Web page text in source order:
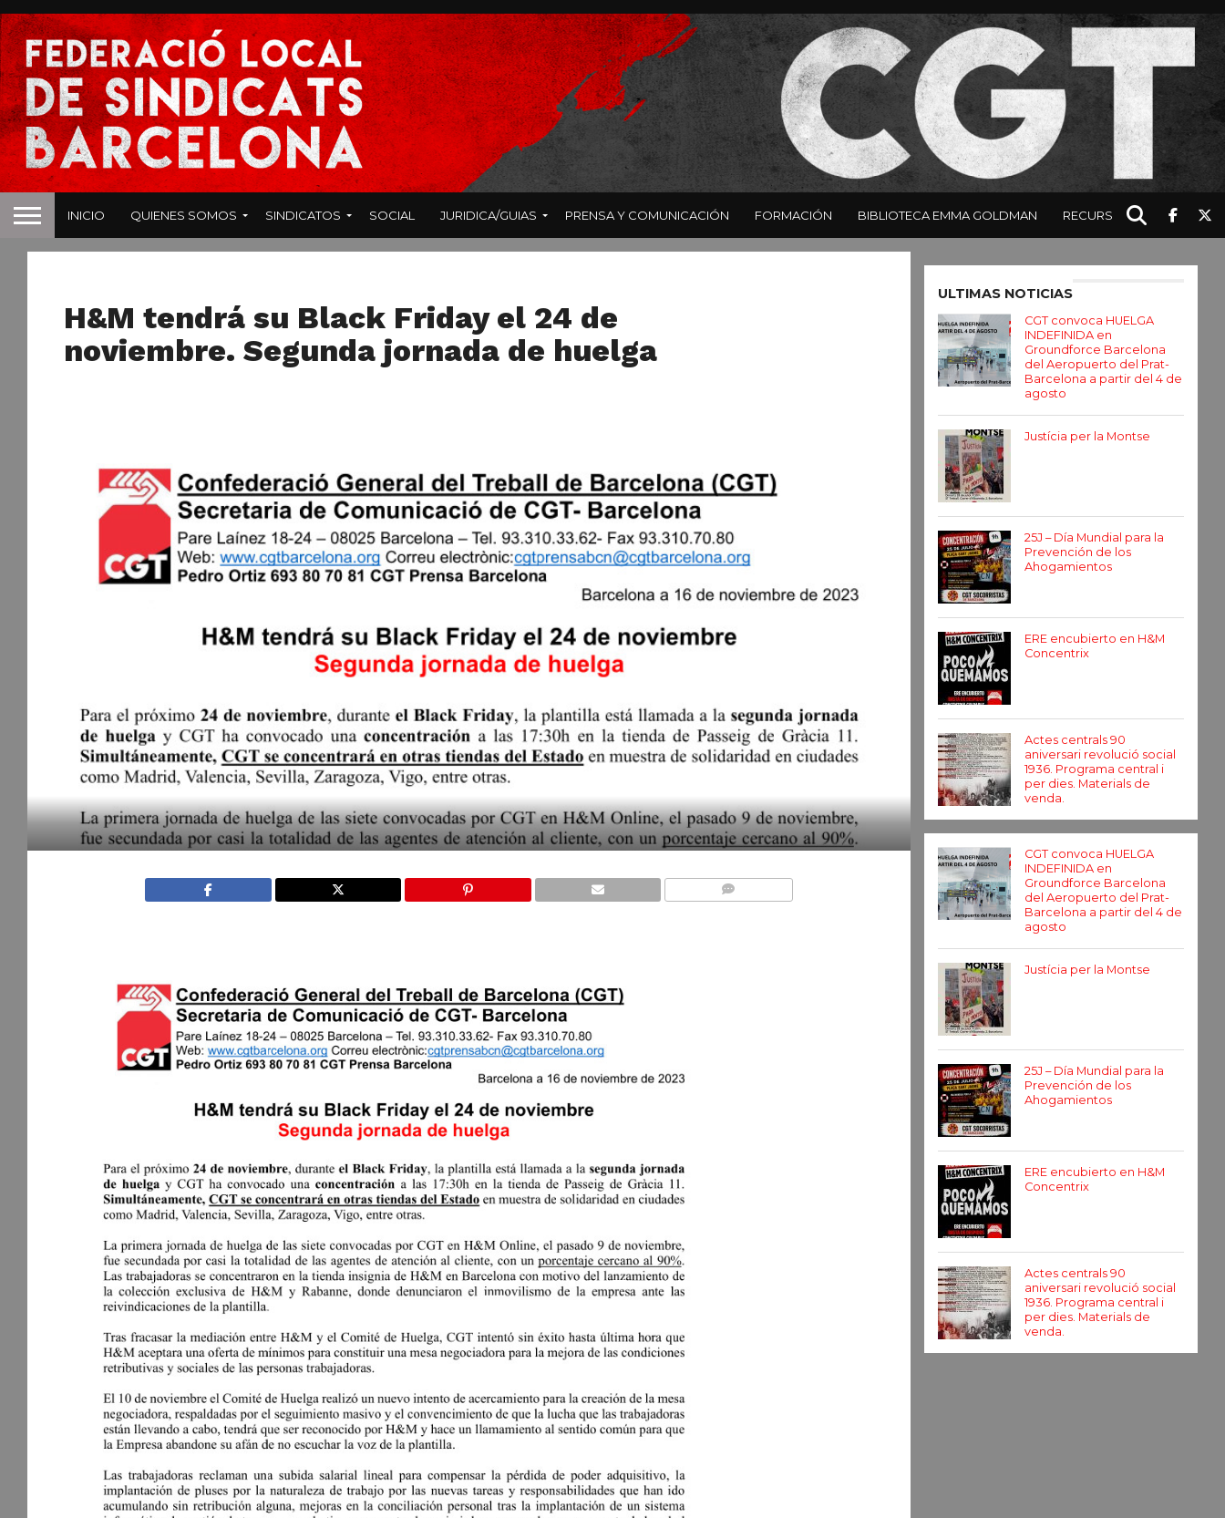
INICIO QUIENES SOMOS SINDICATOS SOCIAL JURIDICA/GUIAS PRENSA Y COMUNICACIÓN FORMACIÓN BIBLIOTECA EMMA GOLDMAN RECURSOS
H&M tendrá su Black Friday el 24 de
noviembre. Segunda jornada de huelga
ULTIMAS NOTICIAS
CGT convoca HUELGA
INDEFINIDA en
Groundforce Barcelona
del Aeropuerto del Prat-
Barcelona a partir del 4 de
agosto
Justícia per la Montse
25J – Día Mundial para la
Prevención de los
Ahogamientos
ERE encubierto en H&M
Concentrix
Actes centrals 90
aniversari revolució social
1936. Programa central i
per dies. Materials de
venda.
CGT convoca HUELGA
INDEFINIDA en
Groundforce Barcelona
del Aeropuerto del Prat-
Barcelona a partir del 4 de
agosto
Justícia per la Montse
25J – Día Mundial para la
Prevención de los
Ahogamientos
ERE encubierto en H&M
Concentrix
Actes centrals 90
aniversari revolució social
1936. Programa central i
per dies. Materials de
venda.